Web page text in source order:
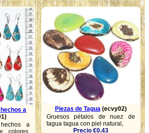
a
a
Piezas de Tagua(ecvy02)
Gruesos pétalos de nuez de
tagua tagua con piel natural,
Precio €0.43